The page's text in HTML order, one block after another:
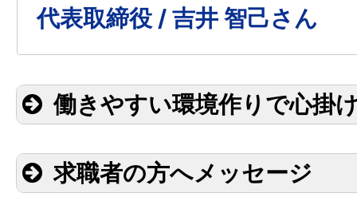
代表取締役 / 吉井 智己さん
働きやすい環境作りで心掛
求職者の方へメッセージ